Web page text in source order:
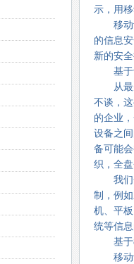
示，用
移动设
的信息
新的安
基于设
从最先
不谈，
的企业
设备之
备可能
织，全
我们一
制，例
机、平
统等信
基于
移动设